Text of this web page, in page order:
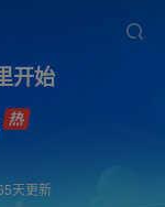
开始
天更新